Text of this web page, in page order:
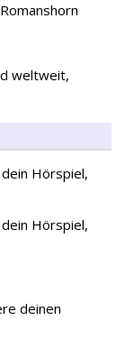
Romanshorn
weltweit,
Hörspiel,
Hörspiel,
deinen